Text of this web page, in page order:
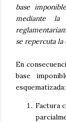
base
mediante
se repercuta la
En
base
esquematizada:
Factura